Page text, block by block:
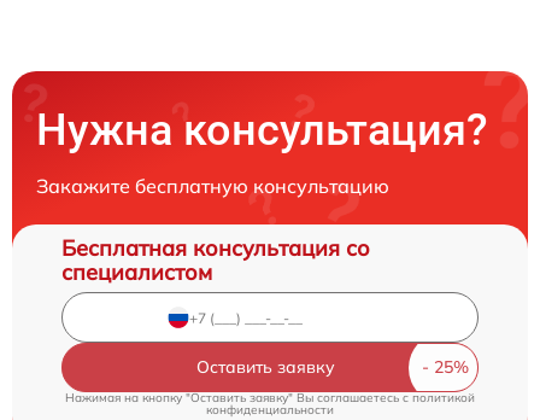
Нужна консультация?
Закажите бесплатную консультацию
Бесплатная консультация со
специалистом
Оставить заявку
Нажимая на кнопку "Оставить заявку" Вы соглашаетесь c политикой
конфиденциальности